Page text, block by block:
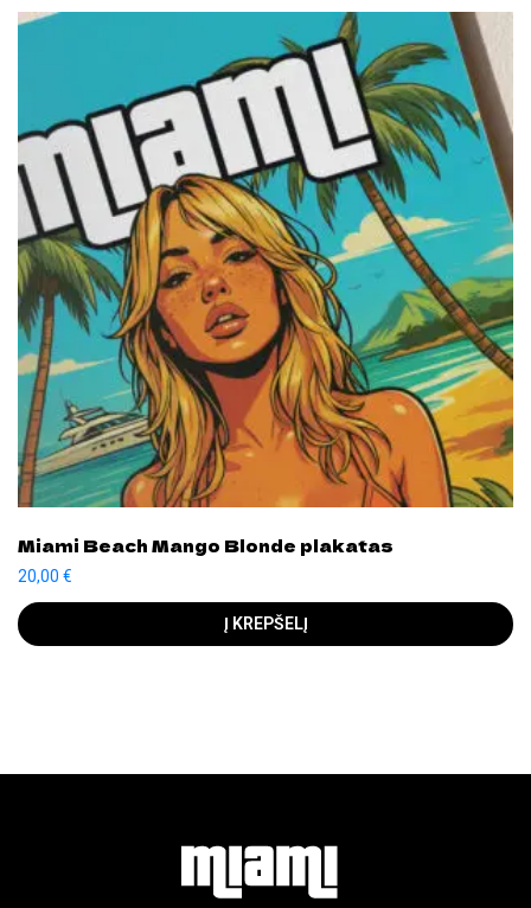
Miami Beach Mango Blonde plakatas
20,00 €
Į KREPŠELĮ